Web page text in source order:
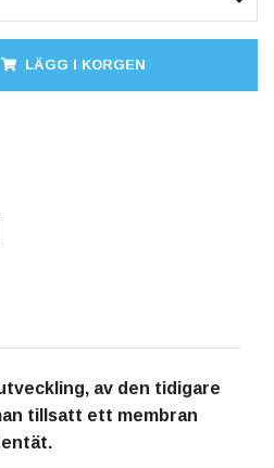
LÄGG I KORGEN
av den tidigare
tillsatt ett membran